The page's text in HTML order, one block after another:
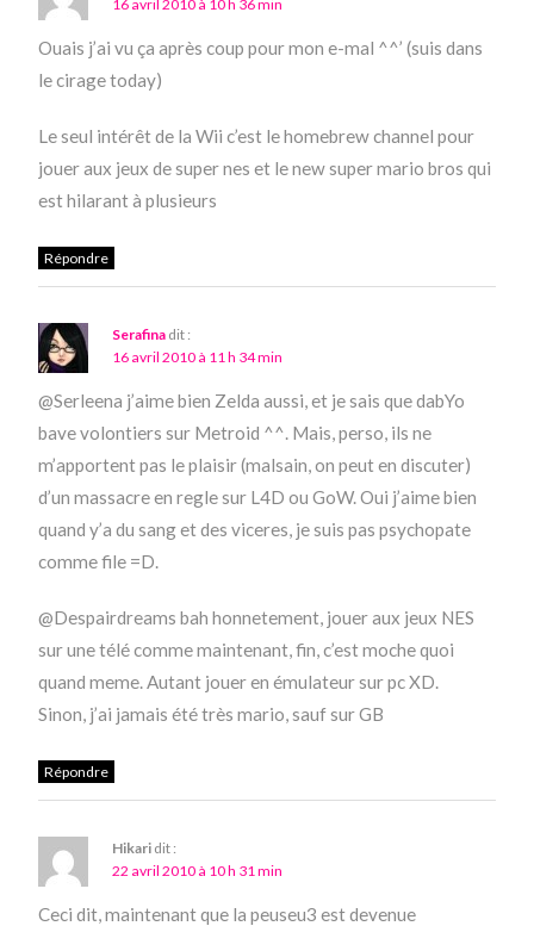
16 avril 2010 à 10 h 36 min
Ouais j’ai vu ça après coup pour mon e-mal ^^’ (suis dans
le cirage today)
Le seul intérêt de la Wii c’est le homebrew channel pour
jouer aux jeux de super nes et le new super mario bros qui
est hilarant à plusieurs
Répondre
Serafina dit :
16 avril 2010 à 11 h 34 min
@Serleena j’aime bien Zelda aussi, et je sais que dabYo
bave volontiers sur Metroid ^^. Mais, perso, ils ne
m’apportent pas le plaisir (malsain, on peut en discuter)
d’un massacre en regle sur L4D ou GoW. Oui j’aime bien
quand y’a du sang et des viceres, je suis pas psychopate
comme file =D.
@Despairdreams bah honnetement, jouer aux jeux NES
sur une télé comme maintenant, fin, c’est moche quoi
quand meme. Autant jouer en émulateur sur pc XD.
Sinon, j’ai jamais été très mario, sauf sur GB
Répondre
Hikari dit :
22 avril 2010 à 10 h 31 min
Ceci dit, maintenant que la peuseu3 est devenue